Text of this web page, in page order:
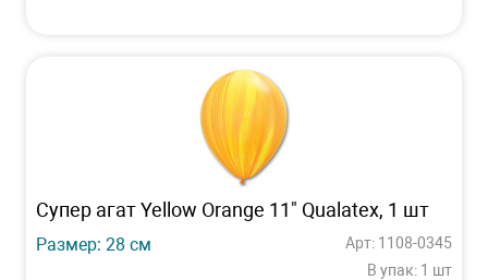
Супер агат Yellow Orange 11" Qualatex, 1 шт
Размер: 28 см
Арт: 1108-0345
В упак: 1 шт